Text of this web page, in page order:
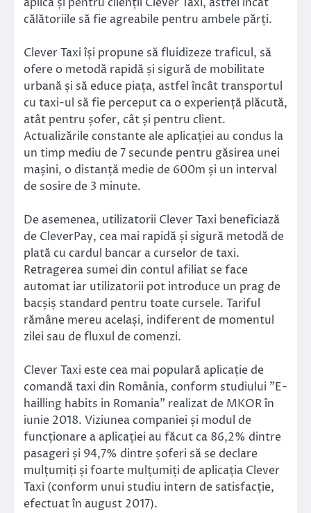
călătoriile să fie agreabile pentru ambele părți.
Clever Taxi își propune să fluidizeze traficul, să
ofere o metodă rapidă și sigură de mobilitate
urbană și să educe piața, astfel încât transportul
cu taxi-ul să fie perceput ca o experiență plăcută,
atât pentru șofer, cât și pentru client.
Actualizările constante ale aplicației au condus la
un timp mediu de 7 secunde pentru găsirea unei
mașini, o distanță medie de 600m și un interval
de sosire de 3 minute.
De asemenea, utilizatorii Clever Taxi beneficiază
de CleverPay, cea mai rapidă și sigură metodă de
plată cu cardul bancar a curselor de taxi.
Retragerea sumei din contul afiliat se face
automat iar utilizatorii pot introduce un prag de
bacșiș standard pentru toate cursele. Tariful
rămâne mereu același, indiferent de momentul
zilei sau de fluxul de comenzi.
Clever Taxi este cea mai populară aplicație de
comandă taxi din România, conform studiului ”E-
hailling habits in Romania” realizat de MKOR în
iunie 2018. Viziunea companiei și modul de
funcționare a aplicației au făcut ca 86,2% dintre
pasageri și 94,7% dintre șoferi să se declare
mulțumiți și foarte mulțumiți de aplicația Clever
Taxi (conform unui studiu intern de satisfacție,
efectuat în august 2017).